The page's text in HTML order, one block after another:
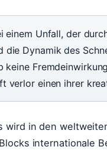
einem Unfall, der
die Dynamik des
keine
verlor einen ihrer
wird in den
internationale